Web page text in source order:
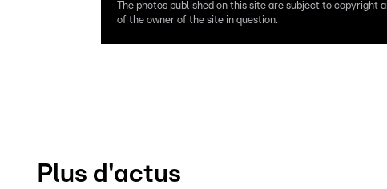
The photos published on this site are subject to
of the owner of the site in question.
Plus d'actus